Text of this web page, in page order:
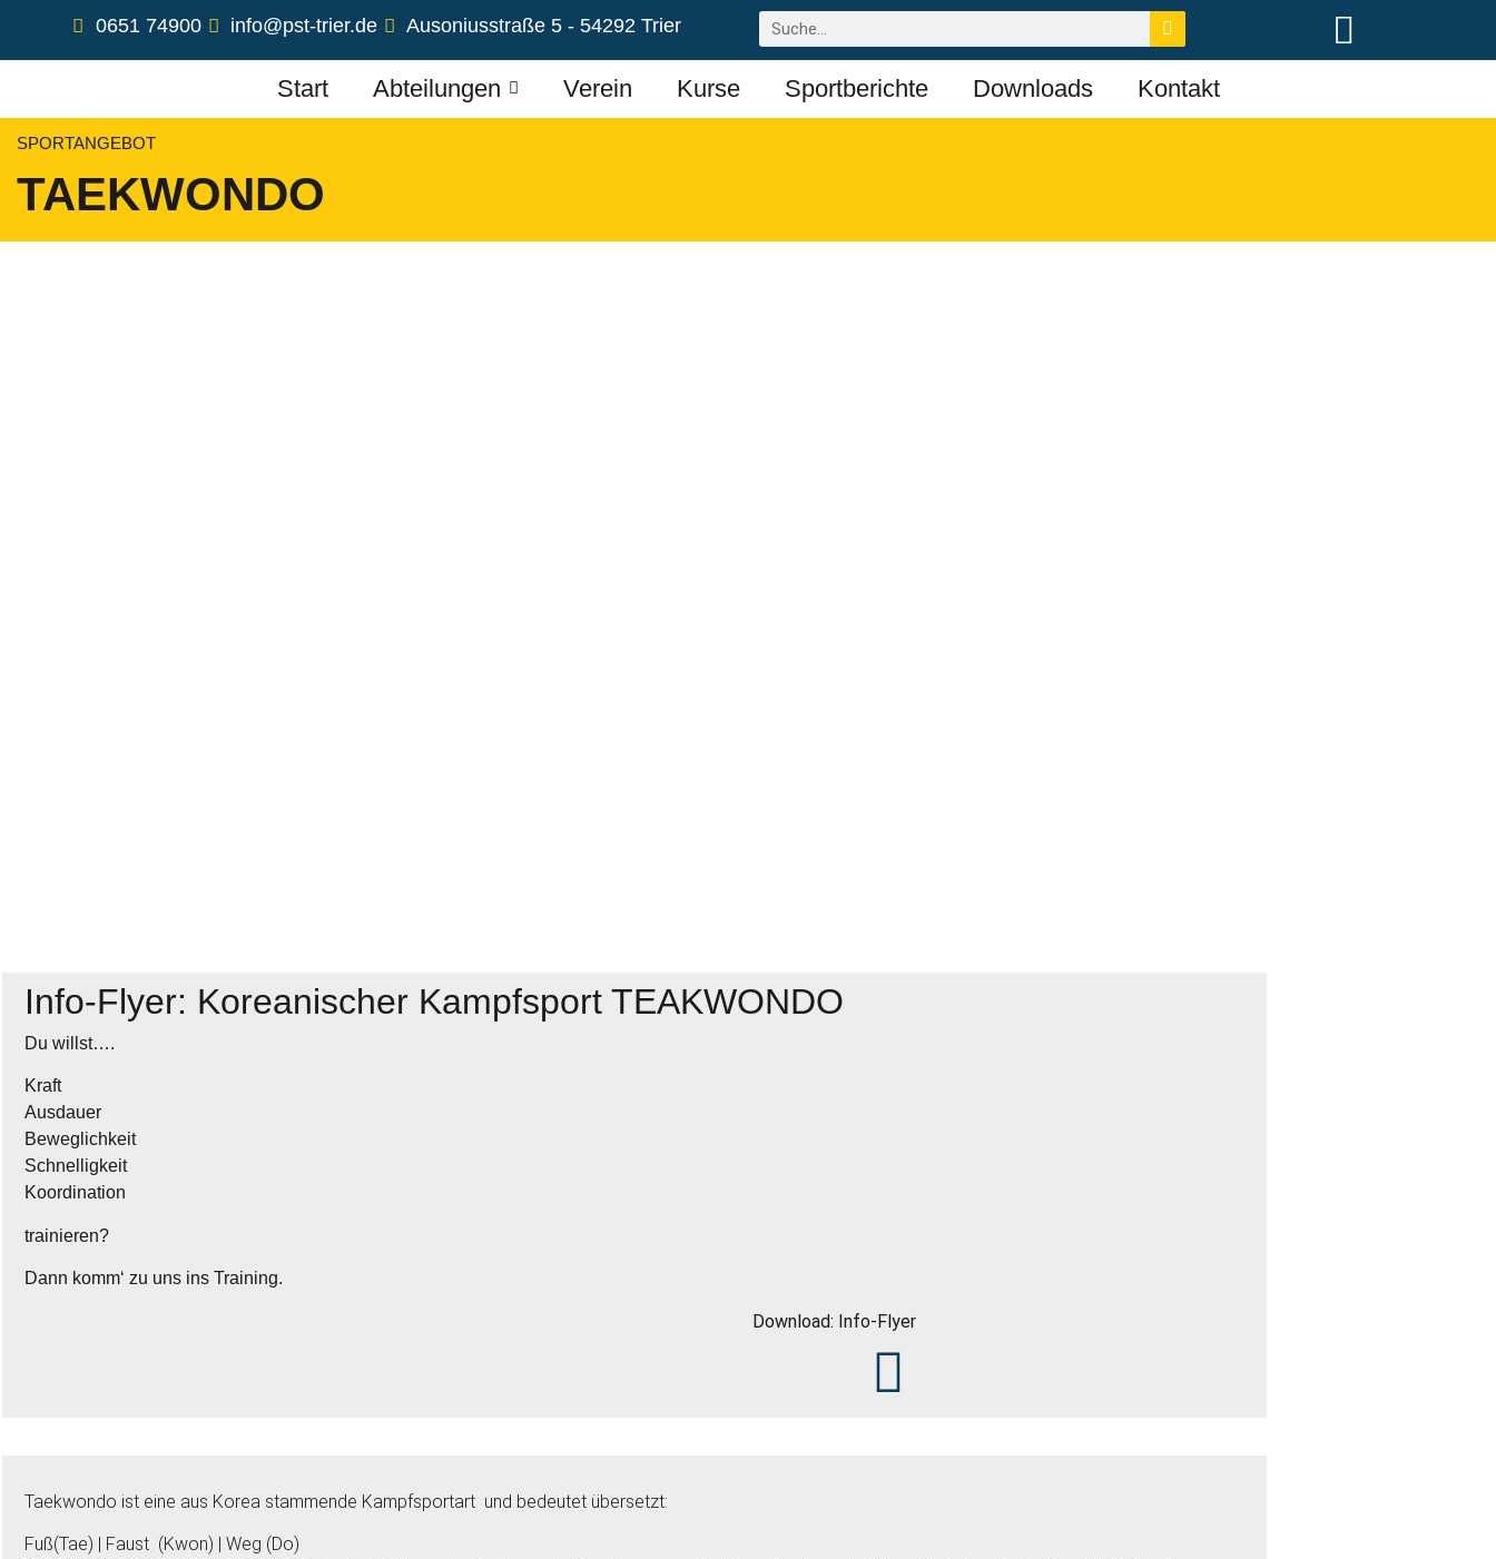
0651 74900 info@pst-trier.de Ausoniusstraße 5 - 54292 Trier
Start Abteilungen Verein Kurse Sportberichte Downloads Kontakt
SPORTANGEBOT
TAEKWONDO
Info-Flyer: Koreanischer Kampfsport TEAKWONDO
Du willst….
Kraft
Ausdauer
Beweglichkeit
Schnelligkeit
Koordination
trainieren?
Dann komm‘ zu uns ins Training.
Download: Info-Flyer
Taekwondo ist eine aus Korea stammende Kampfsportart und bedeutet übersetzt:
Fuß(Tae) | Faust (Kwon) | Weg (Do)